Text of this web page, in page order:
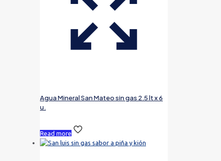
Agua Mineral San Mateo sin gas 2.5 lt x 6
u.
Read more